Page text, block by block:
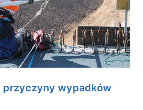
przyczyny wypadków